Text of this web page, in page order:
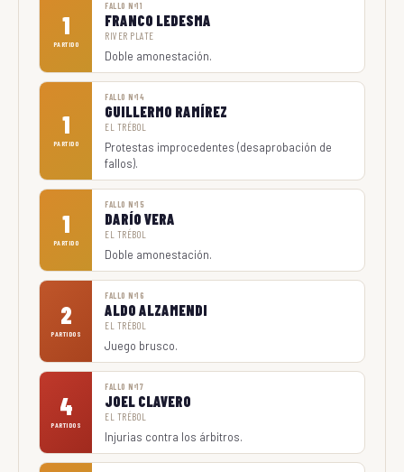
1
PARTIDO
FALLO Nº11
FRANCO LEDESMA
RIVER PLATE
Doble amonestación.
1
PARTIDO
FALLO Nº14
GUILLERMO RAMÍREZ
EL TRÉBOL
Protestas improcedentes (desaprobación de
fallos).
1
PARTIDO
FALLO Nº15
DARÍO VERA
EL TRÉBOL
Doble amonestación.
2
PARTIDOS
FALLO Nº16
ALDO ALZAMENDI
EL TRÉBOL
Juego brusco.
4
PARTIDOS
FALLO Nº17
JOEL CLAVERO
EL TRÉBOL
Injurias contra los árbitros.